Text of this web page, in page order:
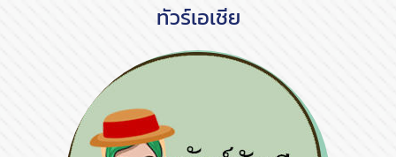
ทัวร์เอเชีย